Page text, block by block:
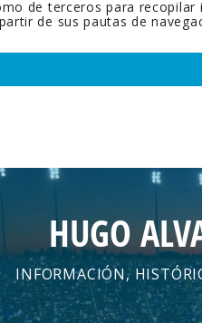
de terceros para
de sus pautas de
HUGO
INFORMACIÓN,